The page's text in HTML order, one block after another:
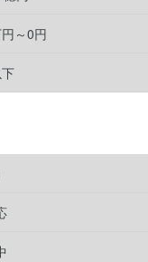
～0円